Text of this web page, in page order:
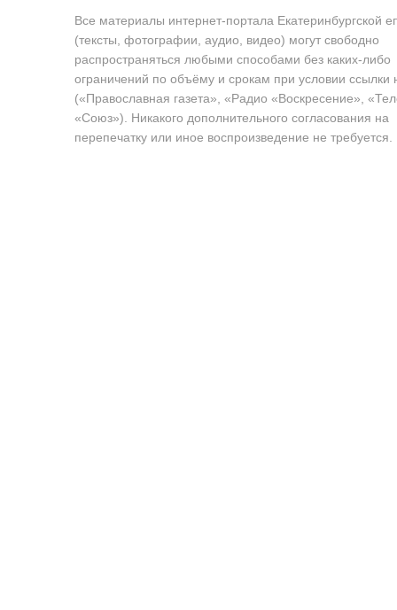
Все материалы интернет-портала Екатеринбургской
(тексты, фотографии, аудио, видео) могут свободно
распространяться любыми способами без каких-либо
ограничений по объёму и срокам при условии ссылки
(«Православная газета», «Радио «Воскресение»,
«Союз»). Никакого дополнительного согласования на
перепечатку или иное воспроизведение не требуется.